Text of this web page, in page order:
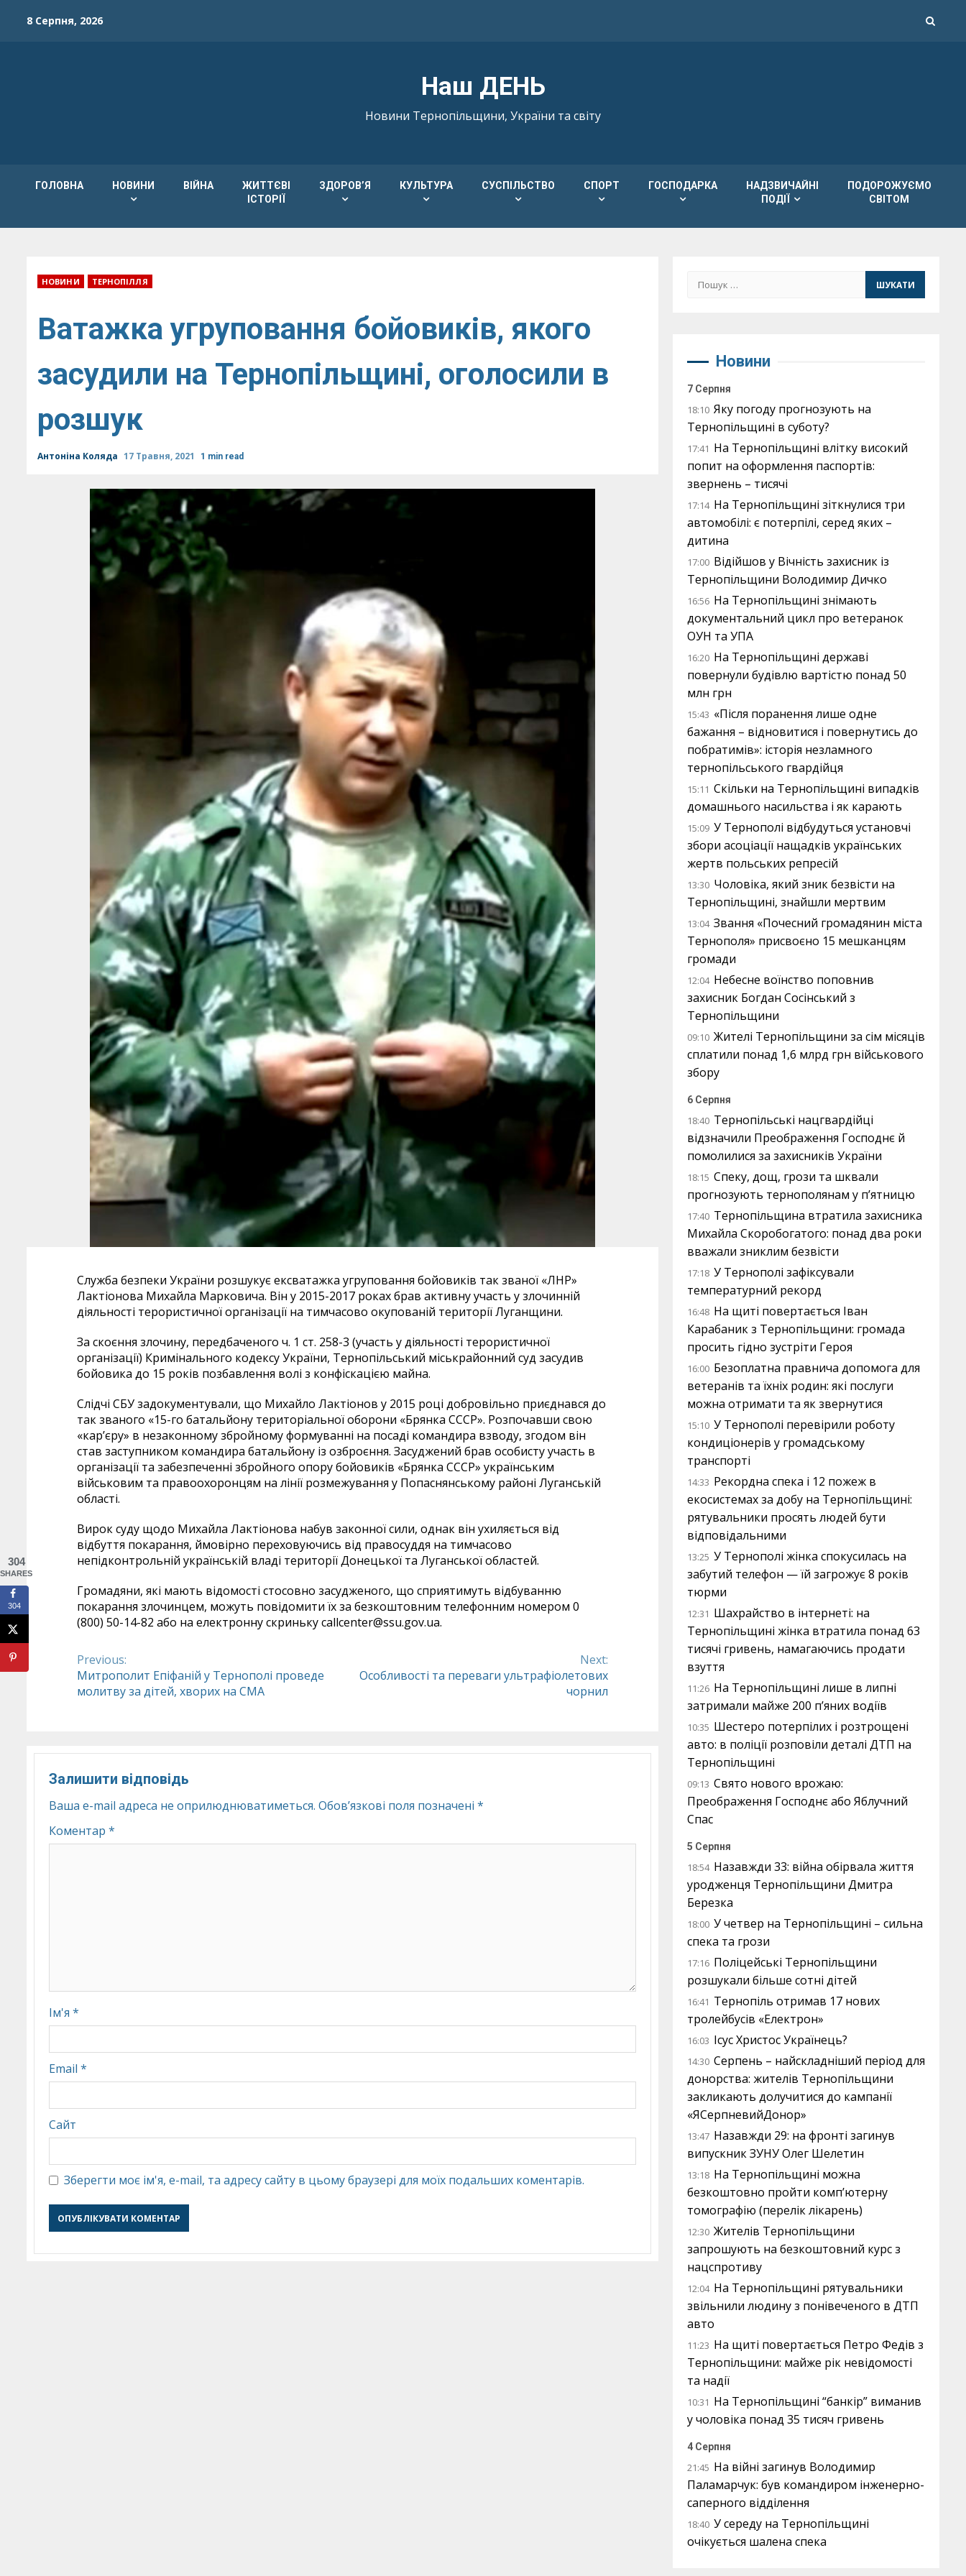
8 Серпня, 2026
Наш ДЕНЬ
Новини Тернопільщини, України та світу
ГОЛОВНА НОВИНИ ВІЙНА
ЖИТТЄВІ
ІСТОРІЇ
ЗДОРОВ’Я КУЛЬТУРА СУСПІЛЬСТВО СПОРТ ГОСПОДАРКА
НАДЗВИЧАЙНІ
ПОДІЇ
ПОДОРОЖУЄМО
СВІТОМ
НОВИНИ ТЕРНОПІЛЛЯ
Ватажка угруповання бойовиків, якого
засудили на Тернопільщині, оголосили в
розшук
Антоніна Коляда 17 Травня, 2021 1 min read
Служба безпеки України розшукує ексватажка угруповання бойовиків так званої «ЛНР»
Лактіонова Михайла Марковича. Він у 2015-2017 роках брав активну участь у злочинній
діяльності терористичної організації на тимчасово окупованій території Луганщини.
За скоєння злочину, передбаченого ч. 1 ст. 258-3 (участь у діяльності терористичної
організації) Кримінального кодексу України, Тернопільський міськрайонний суд засудив
бойовика до 15 років позбавлення волі з конфіскацією майна.
Слідчі СБУ задокументували, що Михайло Лактіонов у 2015 році добровільно приєднався до
так званого «15-го батальйону територіальної оборони «Брянка СССР». Розпочавши свою
«кар’єру» в незаконному збройному формуванні на посаді командира взводу, згодом він
став заступником командира батальйону із озброєння. Засуджений брав особисту участь в
організації та забезпеченні збройного опору бойовиків «Брянка СССР» українським
військовим та правоохоронцям на лінії розмежування у Попаснянському районі Луганській
області.
Вирок суду щодо Михайла Лактіонова набув законної сили, однак він ухиляється від
відбуття покарання, ймовірно переховуючись від правосуддя на тимчасово
непідконтрольній українській владі території Донецької та Луганської областей.
Громадяни, які мають відомості стосовно засудженого, що сприятимуть відбуванню
покарання злочинцем, можуть повідомити їх за безкоштовним телефонним номером 0
(800) 50-14-82 або на електронну скринькуcallcenter@ssu.gov.ua.
Continue
Reading
Previous:
Митрополит Епіфаній у Тернополі проведе
молитву за дітей, хворих на СМА
Next:
Особливості та переваги ультрафіолетових
чорнил
Залишити відповідь
Ваша e-mail адреса не оприлюднюватиметься. Обов’язкові поля позначені *
Коментар *
Ім'я *
Email *
Сайт
Зберегти моє ім'я, e-mail, та адресу сайту в цьому браузері для моїх подальших коментарів.
Пошук:
Новини
7 Серпня
18:10 Яку погоду прогнозують на
Тернопільщині в суботу?
17:41 На Тернопільщині влітку високий
попит на оформлення паспортів:
звернень – тисячі
17:14 На Тернопільщині зіткнулися три
автомобілі: є потерпілі, серед яких –
дитина
17:00 Відійшов у Вічність захисник із
Тернопільщини Володимир Дичко
16:56 На Тернопільщині знімають
документальний цикл про ветеранок
ОУН та УПА
16:20 На Тернопільщині державі
повернули будівлю вартістю понад 50
млн грн
15:43 «Після поранення лише одне
бажання – відновитися і повернутись до
побратимів»: історія незламного
тернопільського гвардійця
15:11 Скільки на Тернопільщині випадків
домашнього насильства і як карають
15:09 У Тернополі відбудуться установчі
збори асоціації нащадків українських
жертв польських репресій
13:30 Чоловіка, який зник безвісти на
Тернопільщині, знайшли мертвим
13:04 Звання «Почесний громадянин міста
Тернополя» присвоєно 15 мешканцям
громади
12:04 Небесне воїнство поповнив
захисник Богдан Сосінський з
Тернопільщини
09:10 Жителі Тернопільщини за сім місяців
сплатили понад 1,6 млрд грн військового
збору
6 Серпня
18:40 Тернопільські нацгвардійці
відзначили Преображення Господнє й
помолилися за захисників України
18:15 Спеку, дощ, грози та шквали
прогнозують тернополянам у п’ятницю
17:40 Тернопільщина втратила захисника
Михайла Скоробогатого: понад два роки
вважали зниклим безвісти
17:18 У Тернополі зафіксували
температурний рекорд
16:48 На щиті повертається Іван
Карабаник з Тернопільщини: громада
просить гідно зустріти Героя
16:00 Безоплатна правнича допомога для
ветеранів та їхніх родин: які послуги
можна отримати та як звернутися
15:10 У Тернополі перевірили роботу
кондиціонерів у громадському
транспорті
14:33 Рекордна спека і 12 пожеж в
екосистемах за добу на Тернопільщині:
рятувальники просять людей бути
відповідальними
13:25 У Тернополі жінка спокусилась на
забутий телефон — їй загрожує 8 років
тюрми
12:31 Шахрайство в інтернеті: на
Тернопільщині жінка втратила понад 63
тисячі гривень, намагаючись продати
взуття
11:26 На Тернопільщині лише в липні
затримали майже 200 п’яних водіїв
10:35 Шестеро потерпілих і розтрощені
авто: в поліції розповіли деталі ДТП на
Тернопільщині
09:13 Свято нового врожаю:
Преображення Господнє або Яблучний
Спас
5 Серпня
18:54 Назавжди 33: війна обірвала життя
уродженця Тернопільщини Дмитра
Березка
18:00 У четвер на Тернопільщині – сильна
спека та грози
17:16 Поліцейські Тернопільщини
розшукали більше сотні дітей
16:41 Тернопіль отримав 17 нових
тролейбусів «Електрон»
16:03 Ісус Христос Українець?
14:30 Серпень – найскладніший період для
донорства: жителів Тернопільщини
закликають долучитися до кампанії
«ЯСерпневийДонор»
13:47 Назавжди 29: на фронті загинув
випускник ЗУНУ Олег Шелетин
13:18 На Тернопільщині можна
безкоштовно пройти комп’ютерну
томографію (перелік лікарень)
12:30 Жителів Тернопільщини
запрошують на безкоштовний курс з
нацспротиву
12:04 На Тернопільщині рятувальники
звільнили людину з понівеченого в ДТП
авто
11:23 На щиті повертається Петро Федів з
Тернопільщини: майже рік невідомості
та надії
10:31 На Тернопільщині “банкір” виманив
у чоловіка понад 35 тисяч гривень
4 Серпня
21:45 На війні загинув Володимир
Паламарчук: був командиром інженерно-
саперного відділення
18:40 У середу на Тернопільщині
очікується шалена спека
304
SHARES
304